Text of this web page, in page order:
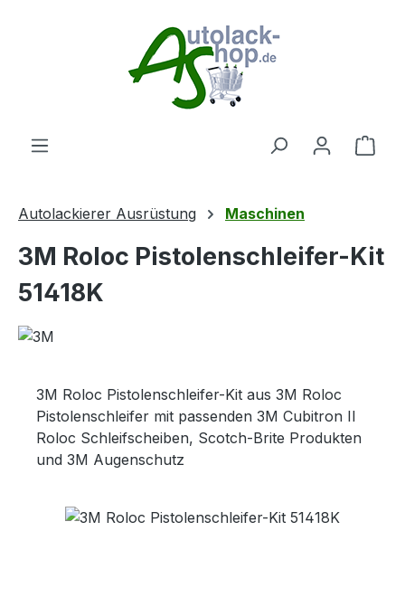
Autolackierer Ausrüstung Maschinen
3M Roloc Pistolenschleifer-Kit
51418K
3M Roloc Pistolenschleifer-Kit aus 3M Roloc
Pistolenschleifer mit passenden 3M Cubitron II
Roloc Schleifscheiben, Scotch-Brite Produkten
und 3M Augenschutz
Bildergalerie überspringen